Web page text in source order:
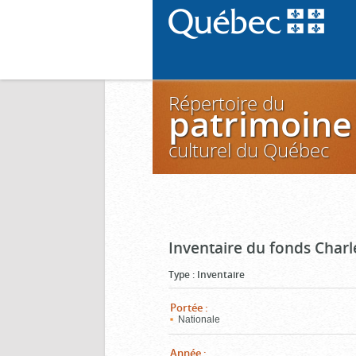
Répertoire du
patrimoine
culturel du Québec
Inventaire du fonds
Type : Inventaire
Portée :
Nationale